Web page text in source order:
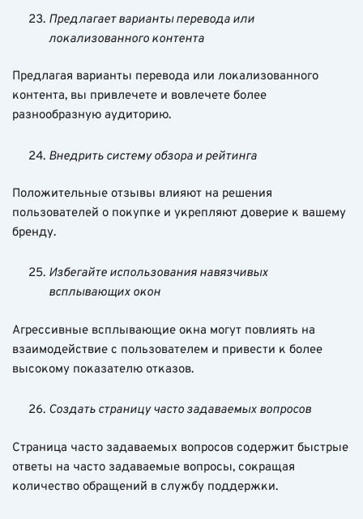
Предлагает варианты перевода или
локализованного контента
Предлагая варианты перевода или локализованного
контента, вы привлечете и вовлечете более
разнообразную аудиторию.
Внедрить систему обзора и рейтинга
Положительные отзывы влияют на решения
пользователей о покупке и укрепляют доверие к вашему
бренду.
Избегайте использования навязчивых
всплывающих окон
Агрессивные всплывающие окна могут повлиять на
взаимодействие с пользователем и привести к более
высокому показателю отказов.
Создать страницу часто задаваемых вопросов
Страница часто задаваемых вопросов содержит быстрые
ответы на часто задаваемые вопросы, сокращая
количество обращений в службу поддержки.